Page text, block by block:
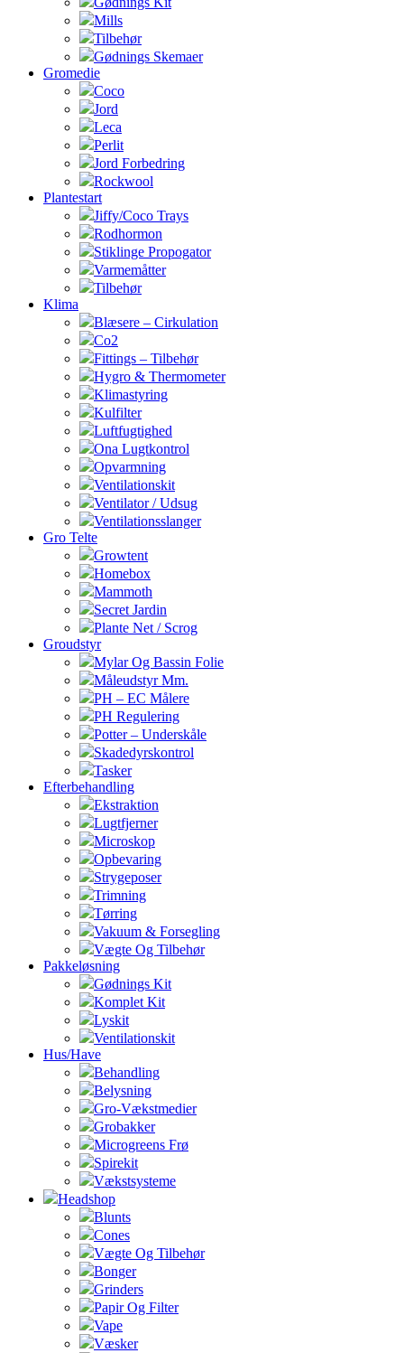
Mills
Tilbehør
Gødnings Skemaer
Gromedie
Coco
Jord
Leca
Perlit
Jord Forbedring
Rockwool
Plantestart
Jiffy/Coco Trays
Rodhormon
Stiklinge Propogator
Varmemåtter
Tilbehør
Klima
Blæsere – Cirkulation
Co2
Fittings – Tilbehør
Hygro & Thermometer
Klimastyring
Kulfilter
Luftfugtighed
Ona Lugtkontrol
Opvarmning
Ventilationskit
Ventilator / Udsug
Ventilationsslanger
Gro Telte
Growtent
Homebox
Mammoth
Secret Jardin
Plante Net / Scrog
Groudstyr
Mylar Og Bassin Folie
Måleudstyr Mm.
PH – EC Målere
PH Regulering
Potter – Underskåle
Skadedyrskontrol
Tasker
Efterbehandling
Ekstraktion
Lugtfjerner
Microskop
Opbevaring
Strygeposer
Trimning
Tørring
Vakuum & Forsegling
Vægte Og Tilbehør
Pakkeløsning
Gødnings Kit
Komplet Kit
Lyskit
Ventilationskit
Hus/Have
Behandling
Belysning
Gro-Vækstmedier
Grobakker
Microgreens Frø
Spirekit
Vækstsysteme
Headshop
Blunts
Cones
Vægte Og Tilbehør
Bonger
Grinders
Papir Og Filter
Vape
Væsker